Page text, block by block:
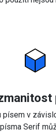
písem v
Serif